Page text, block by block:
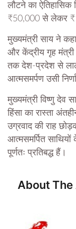
लौटने का ऐतिहासिक
₹50,000 से लेकर
मुख्यमंत्री साय ने
और केंद्रीय गृह मंत्री
तक देश-प्रदेश से
आत्मसमर्पण उसी
मुख्यमंत्री विष्णु देव
हिंसा का रास्ता
उग्रवाद की राह
आत्मसमर्पित
पूर्णतः प्रतिबद्ध हैं।
About